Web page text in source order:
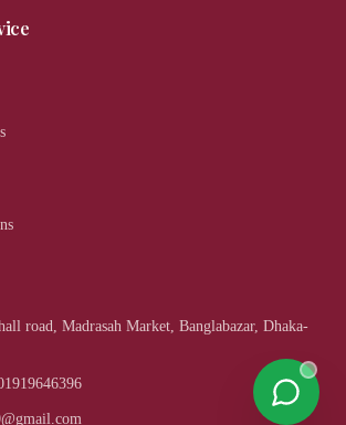
road, Madrasah Market, Banglabazar, Dhaka-